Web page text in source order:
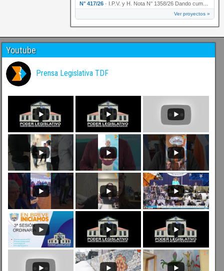
N° 417/26 · I.P.V. y H. Nota N° 1358/26 Dando cumplimiento al artículo 29 de la Ley provincial N° 1399…
Ver proyectos »
Youtube
Prensa Legislativa TDF